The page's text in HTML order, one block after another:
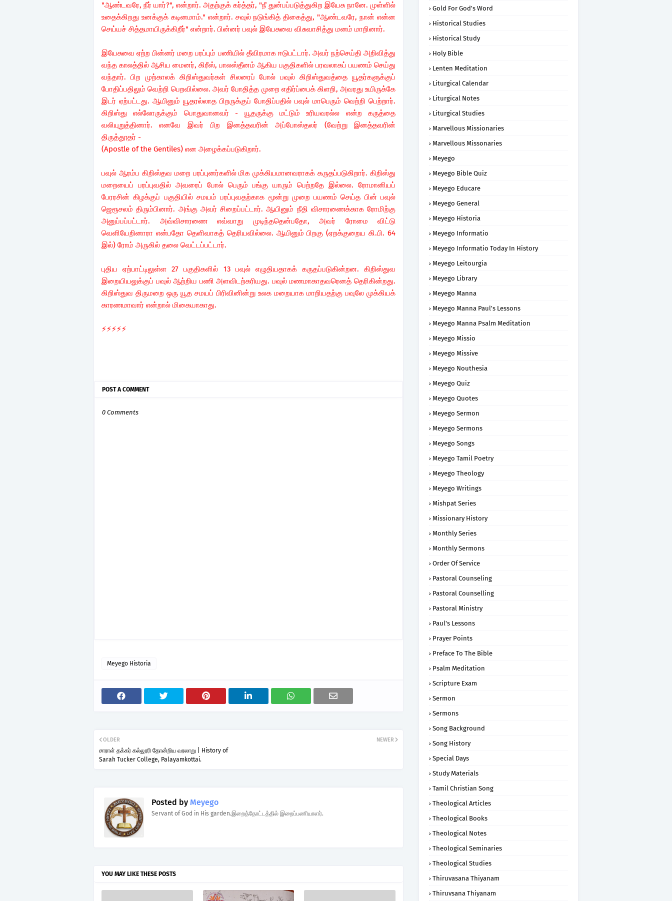
"ஆண்டவரே, நீர் யார்?", என்றார். அதற்குக் கர்த்தர், "நீ துன்பப்படுத்துகிற இயேசு நானே. முள்ளில்
உதைக்கிறது உனக்குக் கடினமாம்." என்றார். சவுல் நடுங்கித் திகைத்து, "ஆண்டவரே, நான் என்ன
செய்யச் சித்தமாயிருக்கிறீர்" என்றார். பின்னர் பவுல் இயேசுவை விசுவாசித்து மனம் மாறினார்.
இயேசுவை ஏற்ற பின்னர் மறை பரப்பும் பணியில் தீவிரமாக ஈடுபட்டார். அவர் நற்செய்தி அறிவித்து
வந்த காலத்தில் ஆசிய மைனர், கிரீஸ், பாலஸ்தீனம் ஆகிய பகுதிகளில் பரவலாகப் பயணம் செய்து
வந்தார். பிற முற்காலக் கிறிஸ்துவர்கள் சிலரைப் போல் பவுல் கிறிஸ்துவத்தை யூதர்களுக்குப்
போதிப்பதிலும் வெற்றி பெறவில்லை. அவர் போதித்த முறை எதிர்ப்பைக் கிளறி, அவரது உயிருக்கே
இடர் ஏற்பட்டது. ஆயினும் யூதரல்லாத பிறருக்குப் போதிப்பதில் பவுல் மாபெரும் வெற்றி பெற்றார்.
கிறிஸ்து எல்லோருக்கும் பொதுவானவர் - யூதருக்கு மட்டும் உரியவரல்ல என்ற கருத்தை
வலியுறுத்தினார். எனவே இவர் பிற இனத்தவரின் அப்போஸ்தலர் (வேற்று இனத்தவரின்
திருத்தூதர் -
(Apostle of the Gentiles) என அழைக்கப்படுகிறார்.
பவுல் ஆரம்ப கிறிஸ்தவ மறை பரப்புனர்களில் மிக முக்கியமானவராகக் கருதப்படுகிறார். கிறிஸ்து
மறையைப் பரப்புவதில் அவரைப் போல் பெரும் பங்கு யாரும் பெற்றதே இல்லை. ரோமானியப்
பேரரசின் கிழக்குப் பகுதியில் சமயம் பரப்புவதற்காக மூன்று முறை பயணம் செய்த பின் பவுல்
ஜெரூசலம் திரும்பினார். அங்கு அவர் சிறைப்பட்டார். ஆயினும் நீதி விசாரணைக்காக ரோமிற்கு
அனுப்பப்பட்டார். அவ்விசாரணை எவ்வாறு முடிந்ததென்பதோ, அவர் ரோமை விட்டு
வெளியேறினாரா என்பதோ தெளிவாகத் தெரியவில்லை. ஆயினும் பிறகு (ஏறக்குறைய கி.பி. 64
இல்) ரோம் அருகில் தலை வெட்டப்பட்டார்.
புதிய ஏற்பாட்டிலுள்ள 27 பகுதிகளில் 13 பவுல் எழுதியதாகக் கருதப்படுகின்றன. கிறிஸ்துவ
இறையியலுக்குப் பவுல் ஆற்றிய பணி அளவிடற்கரியது. பவுல் மணமாகாதவரெனத் தெரிகின்றது.
கிறிஸ்துவ திருமறை ஒரு யூத சமயப் பிரிவினின்று உலக மறையாக மாறியதற்கு பவுலே முக்கியக்
காரணமாவார் என்றால் மிகையாகாது.
⚡⚡⚡⚡⚡
POST A COMMENT
0 Comments
Meyego Historia
NEWER
OLDER
சாராள் தக்கர் கல்லூரி தோன்றிய வரலாறு | History of
Sarah Tucker College, Palayamkottai.
Posted by Meyego
Servant of God in His garden.இறைத்தோட்டத்தில் இறைப்பணியாளர்.
YOU MAY LIKE THESE POSTS
Gold For God's Word
Historical Studies
Historical Study
Holy Bible
Lenten Meditation
Liturgical Calendar
Liturgical Notes
Liturgical Studies
Marvellous Missionaries
Marvellous Missonaries
Meyego
Meyego Bible Quiz
Meyego Educare
Meyego General
Meyego Historia
Meyego Informatio
Meyego Informatio Today In History
Meyego Leitourgia
Meyego Library
Meyego Manna
Meyego Manna Paul's Lessons
Meyego Manna Psalm Meditation
Meyego Missio
Meyego Missive
Meyego Nouthesia
Meyego Quiz
Meyego Quotes
Meyego Sermon
Meyego Sermons
Meyego Songs
Meyego Tamil Poetry
Meyego Theology
Meyego Writings
Mishpat Series
Missionary History
Monthly Series
Monthly Sermons
Order Of Service
Pastoral Counseling
Pastoral Counselling
Pastoral Ministry
Paul's Lessons
Prayer Points
Preface To The Bible
Psalm Meditation
Scripture Exam
Sermon
Sermons
Song Background
Song History
Special Days
Study Materials
Tamil Christian Song
Theological Articles
Theological Books
Theological Notes
Theological Seminaries
Theological Studies
Thiruvasana Thiyanam
Thiruvsana Thiyanam